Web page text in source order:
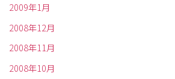
2009年1月
2008年12月
2008年11月
2008年10月